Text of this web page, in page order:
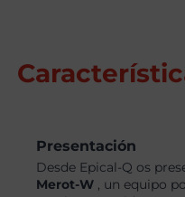
Presentación
Desde Epical-Q os
Merot-W , un equipo